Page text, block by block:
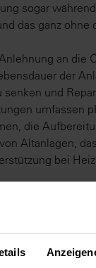
sogar
das ganz ohne
an die
der
senken und
umfassen
die
Altanlagen,
bei